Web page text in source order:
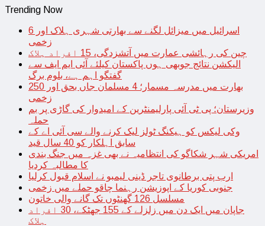
Trending Now
اسرائیل میں میزائل لگنے سے بھارتی شہری ہلاک اور 6
زخمی
چین کی رہائشی عمارت میں آتشزدگی، 15 افراد ہلاک
الیکشن نتائج جوبھی ہوں پاکستان کیلئے آئی ایم ایف سے
گفتگو اہم ہے، بلوم برگ
بھارت میں مدرسہ مسمار؛ 4 مسلمان جاں بحق اور 250
زخمی
وزیرستان؛ پی ٹی آئی پارلیمنٹرین کے امیدوار کی گاڑی پر بم
حملہ
وکی لیکس کو ہیکنگ ٹولز لیک کرنے والے سی آئی اے کے
سابق اہلکار کو 40 سال قید
امریکی شہر شکاگو کی انتظامیہ نے بھی غزہ میں جنگ بندی
کا مطالبہ کردیا
ارب پتی برطانوی تاجر ڈینی لیمبو نے اسلام قبول کرلیا
جنوبی کوریا کے اپوزیشن رہنما چاقو حملے میں زخمی
مسلسل 126 گھنٹوں تک گانے والی خاتون
جاپان میں ایک دن میں زلزلے کے 155 جھٹکے، 30 افراد
ہلاک